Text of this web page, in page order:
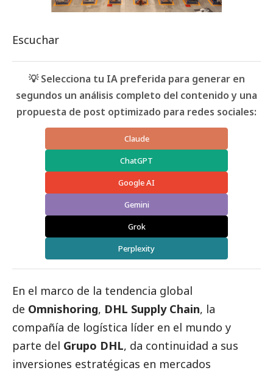
Escuchar
💡 Selecciona tu IA preferida para generar en
segundos un análisis completo del contenido y una
propuesta de post optimizado para redes sociales:
Claude
ChatGPT
Google AI
Gemini
Grok
Perplexity
En el marco de la tendencia global
de Omnishoring, DHL Supply Chain, la
compañía de logística líder en el mundo y
parte del Grupo DHL, da continuidad a sus
inversiones estratégicas en mercados